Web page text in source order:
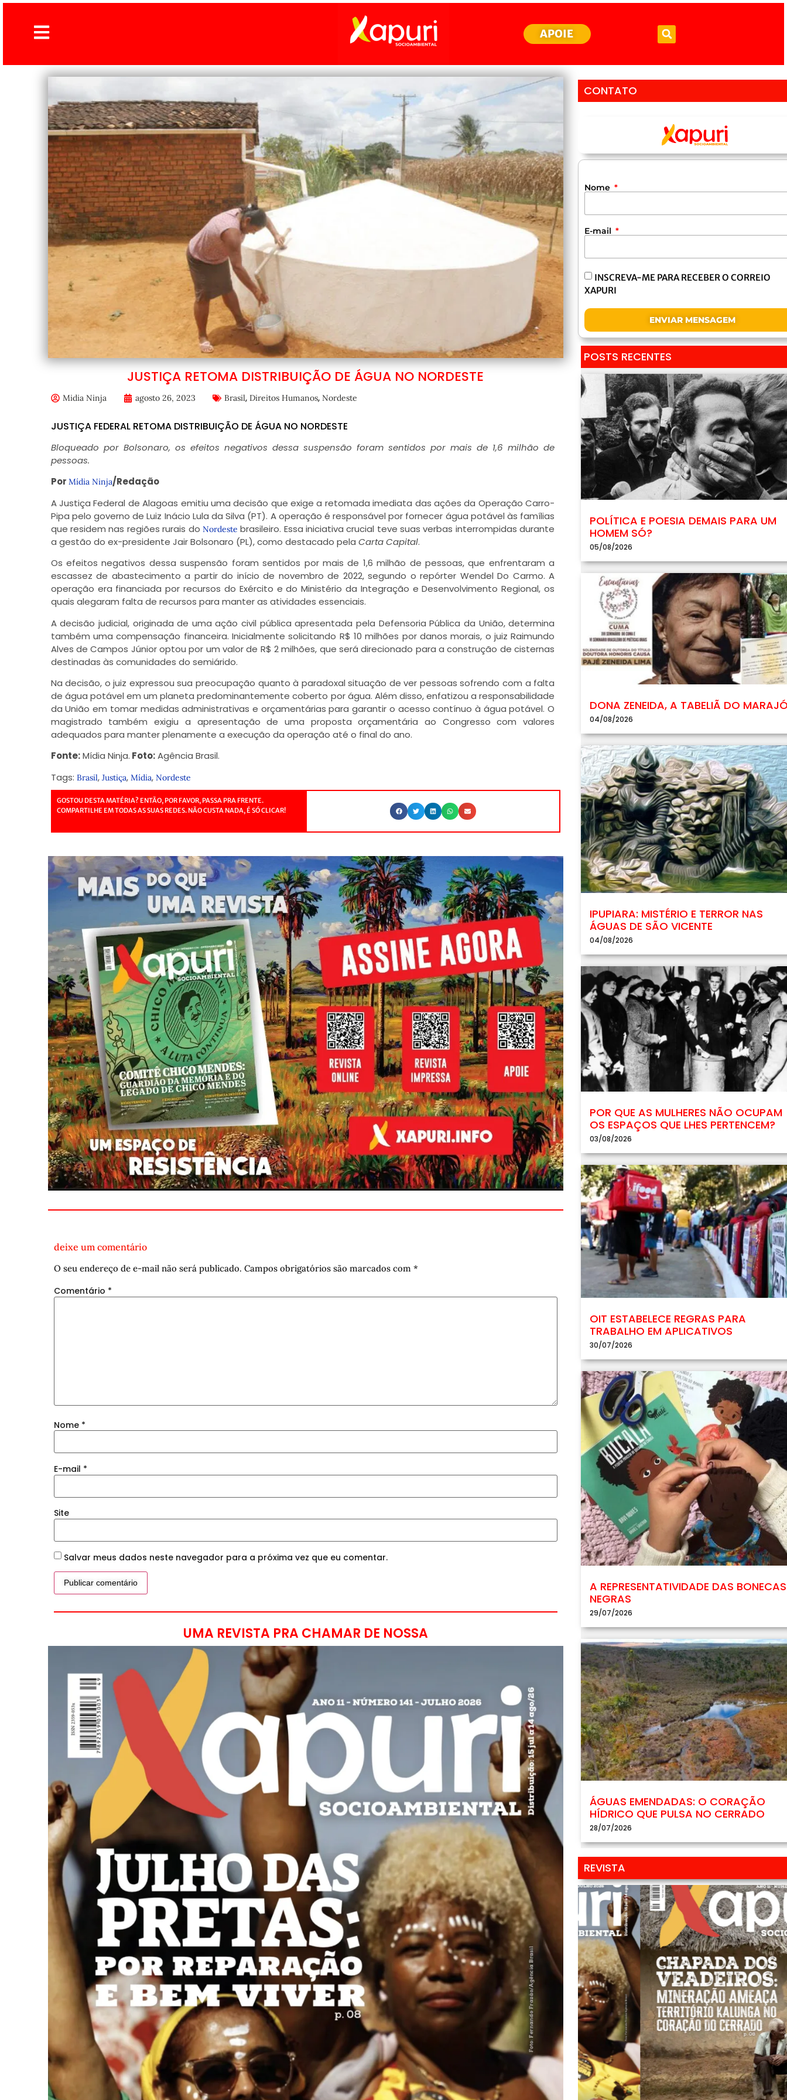
APOIE
JUSTIÇA RETOMA DISTRIBUIÇÃO DE ÁGUA NO NORDESTE
Midia Ninja agosto 26, 2023 Brasil, Direitos Humanos, Nordeste
JUSTIÇA FEDERAL RETOMA DISTRIBUIÇÃO DE ÁGUA NO NORDESTE
Bloqueado por Bolsonaro, os efeitos negativos dessa suspensão foram sentidos por mais de 1,6 milhão de
pessoas.
Por Mídia Ninja/Redação
A Justiça Federal de Alagoas emitiu uma decisão que exige a retomada imediata das ações da Operação Carro-
Pipa pelo governo de Luiz Inácio Lula da Silva (PT). A operação é responsável por fornecer água potável às famílias
que residem nas regiões rurais do Nordeste brasileiro. Essa iniciativa crucial teve suas verbas interrompidas durante
a gestão do ex-presidente Jair Bolsonaro (PL), como destacado pela Carta Capital.
Os efeitos negativos dessa suspensão foram sentidos por mais de 1,6 milhão de pessoas, que enfrentaram a
escassez de abastecimento a partir do início de novembro de 2022, segundo o repórter Wendel Do Carmo. A
operação era financiada por recursos do Exército e do Ministério da Integração e Desenvolvimento Regional, os
quais alegaram falta de recursos para manter as atividades essenciais.
A decisão judicial, originada de uma ação civil pública apresentada pela Defensoria Pública da União, determina
também uma compensação financeira. Inicialmente solicitando R$ 10 milhões por danos morais, o juiz Raimundo
Alves de Campos Júnior optou por um valor de R$ 2 milhões, que será direcionado para a construção de cisternas
destinadas às comunidades do semiárido.
Na decisão, o juiz expressou sua preocupação quanto à paradoxal situação de ver pessoas sofrendo com a falta
de água potável em um planeta predominantemente coberto por água. Além disso, enfatizou a responsabilidade
da União em tomar medidas administrativas e orçamentárias para garantir o acesso contínuo à água potável. O
magistrado também exigiu a apresentação de uma proposta orçamentária ao Congresso com valores
adequados para manter plenamente a execução da operação até o final do ano.
Fonte: Mídia Ninja. Foto:Agência Brasil.
Tags: Brasil, Justiça, Mídia, Nordeste
GOSTOU DESTA MATÉRIA? ENTÃO, POR FAVOR, PASSA PRA FRENTE.
COMPARTILHE EM TODAS AS SUAS REDES. NÃO CUSTA NADA, É SÓ CLICAR!
deixe um comentário
O seu endereço de e-mail não será publicado. Campos obrigatórios são marcados com *
Comentário *
Nome *
E-mail *
Site
Salvar meus dados neste navegador para a próxima vez que eu comentar.
UMA REVISTA PRA CHAMAR DE NOSSA
CONTATO
Nome
E-mail
INSCREVA-ME PARA RECEBER O CORREIO
XAPURI
ENVIAR MENSAGEM
POSTS RECENTES
POLÍTICA E POESIA DEMAIS PARA UM
HOMEM SÓ?
05/08/2026
DONA ZENEIDA, A TABELIÃ DO
04/08/2026
IPUPIARA: MISTÉRIO E TERROR NAS
ÁGUAS DE SÃO VICENTE
04/08/2026
POR QUE AS MULHERES NÃO OCUPAM
OS ESPAÇOS QUE LHES PERTENCEM?
03/08/2026
OIT ESTABELECE REGRAS PARA
TRABALHO EM APLICATIVOS
30/07/2026
A REPRESENTATIVIDADE DAS BONECAS
NEGRAS
29/07/2026
ÁGUAS EMENDADAS: O CORAÇÃO
HÍDRICO QUE PULSA NO CERRADO
28/07/2026
REVISTA